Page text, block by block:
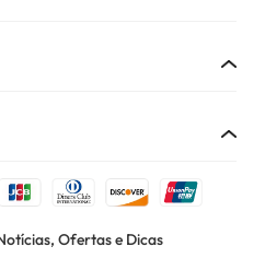
Ofertas e Dicas